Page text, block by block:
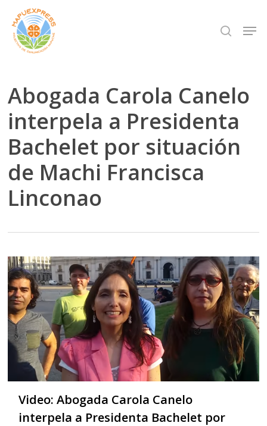
Skip
main
search
Abogada Carola Canelo
interpela a Presidenta
Bachelet por situación
de Machi Francisca
Linconao
Video: Abogada Carola Canelo
interpela a Presidenta Bachelet por
Close